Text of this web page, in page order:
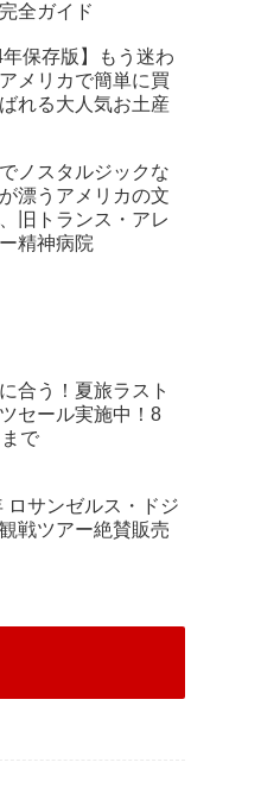
全ガイド
年保存版】もう迷わ
メリカで簡単に買
れる大人気お土産
ノスタルジックな
漂うアメリカの文
旧トランス・アレ
精神病院
合う！夏旅ラスト
セール実施中！8
で
ロサンゼルス・ドジ
戦ツアー絶賛販売